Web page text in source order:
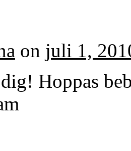
on juli 1,
Hoppas